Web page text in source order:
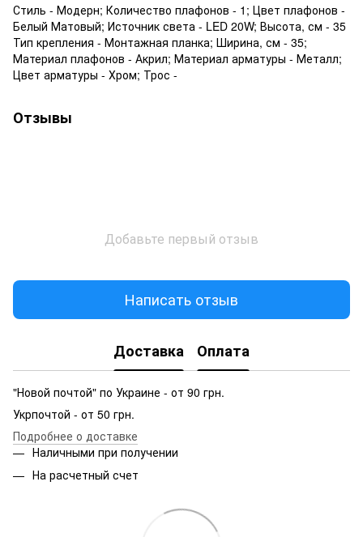
Стиль - Модерн; Количество плафонов - 1; Цвет плафонов -
Белый Матовый; Источник света - LED 20W; Высота, см - 35
Тип крепления - Монтажная планка; Ширина, см - 35;
Материал плафонов - Акрил; Материал арматуры - Металл;
Цвет арматуры - Хром; Трос -
Отзывы
Добавьте первый отзыв
Написать отзыв
Доставка Оплата
"Новой почтой" по Украине - от 90 грн.
Укрпочтой - от 50 грн.
Подробнее о доставке
Наличными при получении
На расчетный счет